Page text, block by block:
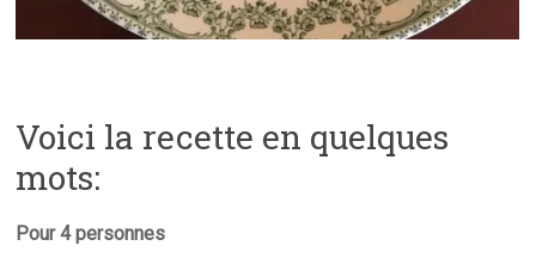
Voici la recette en quelques
mots:
Pour 4 personnes